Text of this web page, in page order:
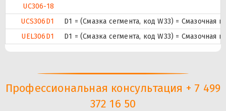
UC306-18
UCS306D1
D1 = (Смазка сегмента, код W33) =
UEL306D1
D1 = (Смазка сегмента, код W33) =
Профессиональная консультация + 7 499
372 16 50